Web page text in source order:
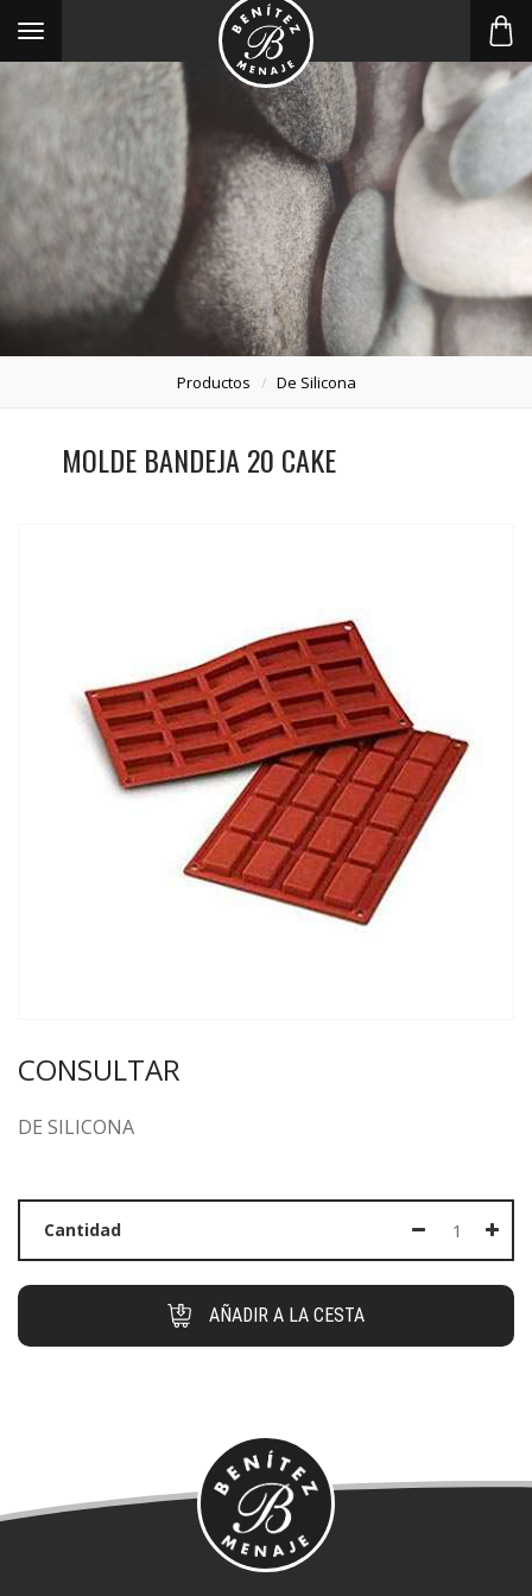
Toggle
navigation
Productos De Silicona
MOLDE BANDEJA 20 CAKE
CONSULTAR
DE SILICONA
Cantidad
AÑADIR A LA CESTA